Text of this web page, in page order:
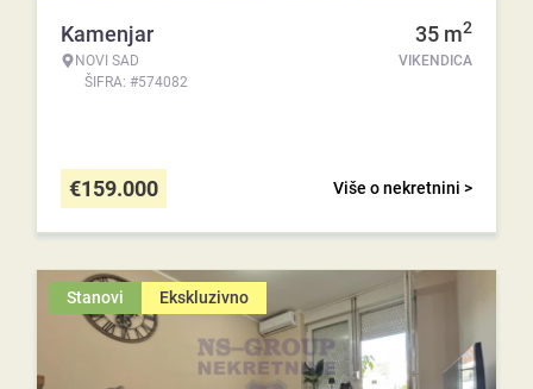
Kamenjar
NOVI SAD
ŠIFRA: #574082
35 m2
VIKENDICA
Više o nekretnini >
€159.000
Stanovi Ekskluzivno